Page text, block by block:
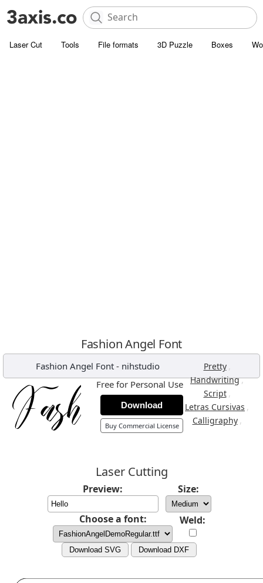
Laser Cut Tools File formats 3D Puzzle Boxes
Fashion Angel Font
Fashion Angel Font - nihstudio Pretty ,
Handwriting,
Script ,
Letras Cursivas ,
Calligraphy ,
Free for Personal Use
Download
Buy Commercial License
Laser Cutting
Preview: Size:
Choose a font: Weld:
Download SVG Download DXF